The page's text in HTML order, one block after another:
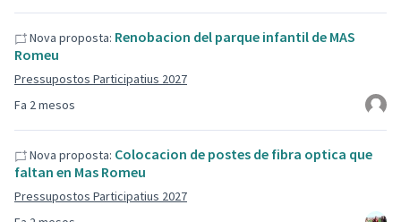
Fa 2 mesos
Nova proposta: Renobacion del parque infantil de MAS
Romeu
Pressupostos Participatius 2027
Nova proposta: Colocacion de postes de fibra optica que
faltan en Mas Romeu
Pressupostos Participatius 2027